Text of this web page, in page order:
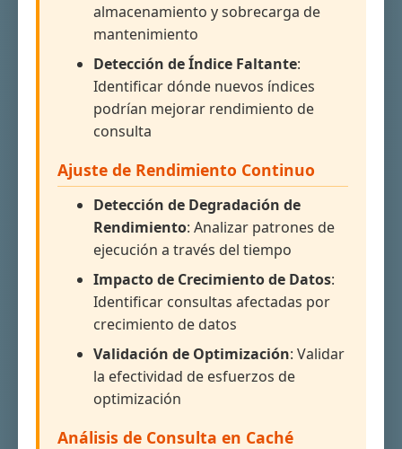
almacenamiento y sobrecarga de
mantenimiento
Detección de Índice Faltante:
Identificar dónde nuevos índices
podrían mejorar rendimiento de
consulta
Ajuste de Rendimiento Continuo
Detección de Degradación de
Rendimiento: Analizar patrones de
ejecución a través del tiempo
Impacto de Crecimiento de Datos:
Identificar consultas afectadas por
crecimiento de datos
Validación de Optimización: Validar
la efectividad de esfuerzos de
optimización
Análisis de Consulta en Caché